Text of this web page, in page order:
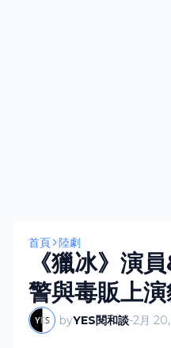
首頁 陸劇
《獵冰》演
警與毒販上
byYES閱和談-2月